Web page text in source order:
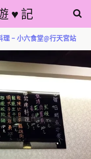
♥ 記
– 小六食堂@行天宮站